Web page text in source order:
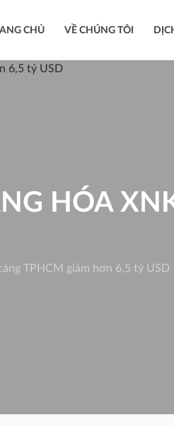
CHỦ VỀ CHÚNG TÔI
HÓA
TPHCM giảm hơn 6,5 tỷ USD